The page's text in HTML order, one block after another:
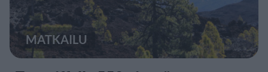
MATKAILU